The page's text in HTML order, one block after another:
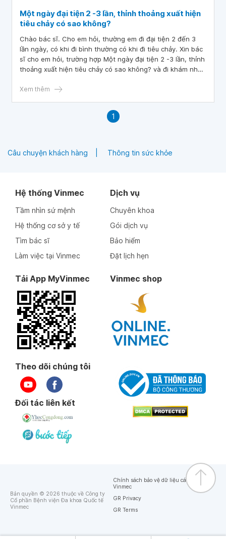
Một ngày đại tiện 2 -3 lần, thỉnh thoảng xuất hiện
tiêu chảy có sao không?
Chào bác sĩ. Cho em hỏi, thường em đi đại tiện 2 đến 3
lần ngày, có khi đi bình thường có khi đi tiêu chảy. Xin bác
sĩ cho em hỏi, trường hợp Một ngày đại tiện 2 -3 lần, thỉnh
thoảng xuất hiện tiêu chảy có sao không? và đi khám như
Xem thêm
1
Câu chuyện khách hàng Thông tin sức khỏe
Hệ thống Vinmec
Tầm nhìn sứ mệnh
Hệ thống cơ sở y tế
Tìm bác sĩ
Làm việc tại Vinmec
Dịch vụ
Chuyên khoa
Gói dịch vụ
Bảo hiểm
Đặt lịch hẹn
Tải App MyVinmec Vinmec shop
Theo dõi chúng tôi
Đối tác liên kết
Bản quyền © 2026 thuộc về Công ty
Cổ phần Bệnh viện Đa khoa Quốc tế
Vinmec
Chính sách bảo vệ dữ liệu cá nhân của
Vinmec
GR Privacy
GR Terms